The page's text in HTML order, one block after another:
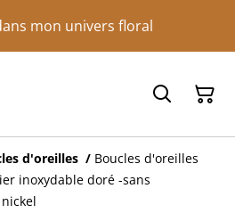
mon univers floral
d'oreilles / Boucles d'oreilles
inoxydable doré -sans